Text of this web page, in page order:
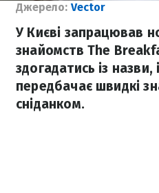
Джерело: Vector
У Києві запрацював
знайомств The
здогадатись із назви,
передбачає швидкі
сніданком.